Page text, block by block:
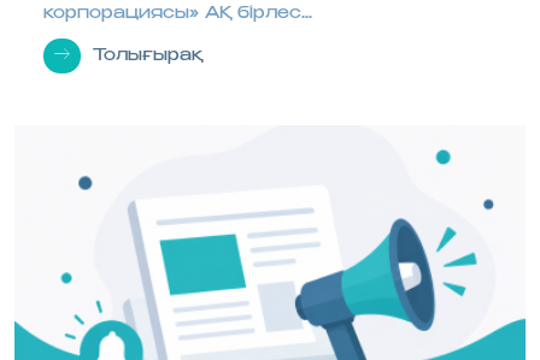
корпорациясы» АҚ бірлес...
Толығырақ